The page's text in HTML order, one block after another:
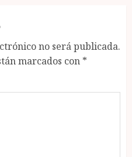
no será publicada.
marcados con *